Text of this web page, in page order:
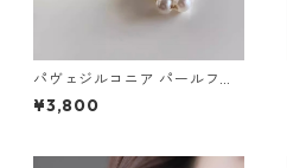
パヴェジルコニア パールフー
プピアス：671
¥3,800